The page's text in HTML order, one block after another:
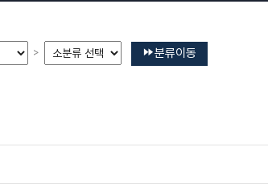
> 분류이동